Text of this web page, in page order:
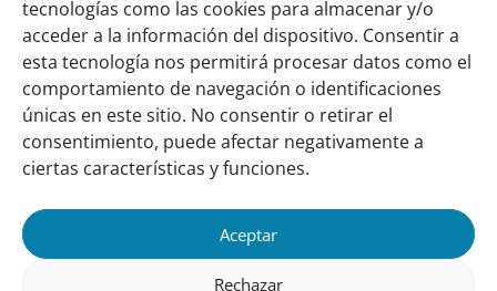
tecnologías como las cookies para almacenar y/o
acceder a la información del dispositivo. Consentir a
esta tecnología nos permitirá procesar datos como el
comportamiento de navegación o identificaciones
únicas en este sitio. No consentir o retirar el
consentimiento, puede afectar negativamente a
ciertas características y funciones.
Aceptar
Rechazar
(LASA/UFRJ).
Links
importantes
Sobre nosotros
Nuestra red
Misión y Visión
Nuestra historia
Conozca a nuestro equipo